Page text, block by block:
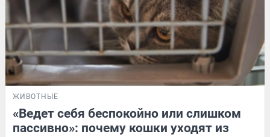
ЖИВОТНЫЕ
«Ведет себя беспокойно или слишком
пассивно»: почему кошки уходят из